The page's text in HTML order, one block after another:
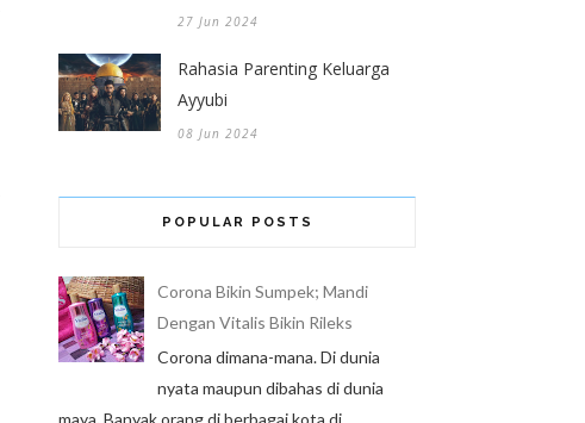
27 Jun 2024
Rahasia Parenting Keluarga
Ayyubi
08 Jun 2024
POPULAR POSTS
Corona Bikin Sumpek; Mandi
Dengan Vitalis Bikin Rileks
Corona dimana-mana. Di dunia
nyata maupun dibahas di dunia
maya. Banyak orang di berbagai kota di